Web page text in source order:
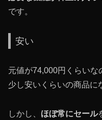
です。
安い
元値が74,000円くらいな
少し安いくらいの商品に
しかし、 ほぼ常にセール